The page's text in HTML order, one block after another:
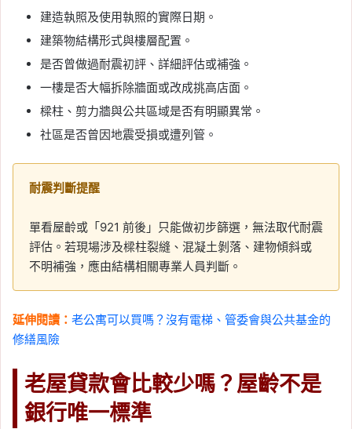
建造執照及使用執照的實際日期。
建築物結構形式與樓層配置。
是否曾做過耐震初評、詳細評估或補強。
一樓是否大幅拆除牆面或改成挑高店面。
樑柱、剪力牆與公共區域是否有明顯異常。
社區是否曾因地震受損或遭列管。
耐震判斷提醒
單看屋齡或「921 前後」只能做初步篩選，無法取代耐震
評估。若現場涉及樑柱裂縫、混凝土剝落、建物傾斜或
不明補強，應由結構相關專業人員判斷。
延伸閱讀： 老公寓可以買嗎？沒有電梯、管委會與公共基金的
修繕風險
老屋貸款會比較少嗎？屋齡不是
銀行唯一標準